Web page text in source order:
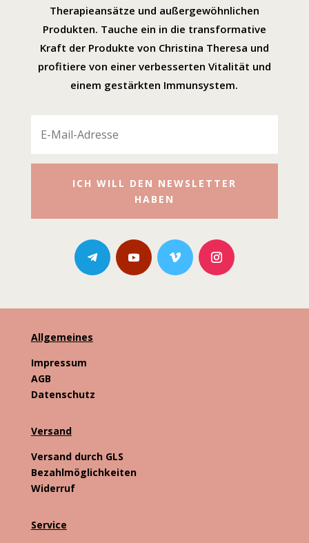
Therapieansätze und außergewöhnlichen
Produkten. Tauche ein in die transformative
Kraft der Produkte von Christina Theresa und
profitiere von einer verbesserten Vitalität und
einem gestärkten Immunsystem.
ICH WILL DEN NEWSLETTER
HABEN
Allgemeines
Impressum
AGB
Datenschutz
Versand
Versand durch GLS
Bezahlmöglichkeiten
Widerruf
Service